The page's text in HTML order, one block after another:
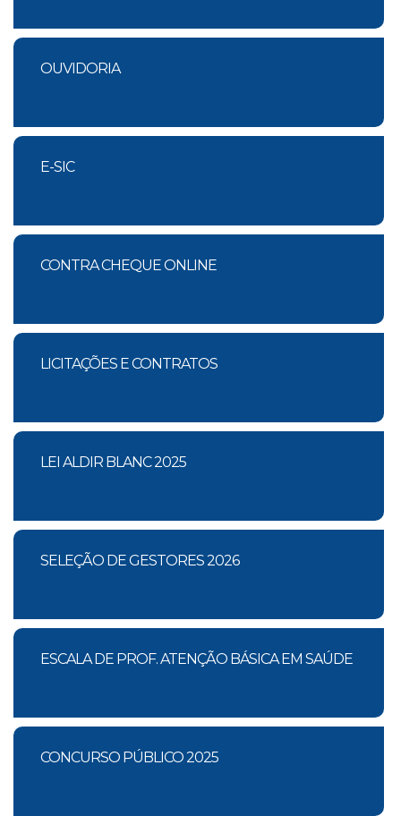
OUVIDORIA
E-SIC
CONTRA CHEQUE ONLINE
LICITAÇÕES E CONTRATOS
LEI ALDIR BLANC 2025
SELEÇÃO DE GESTORES 2026
ESCALA DE PROF. ATENÇÃO BÁSICA EM SAÚDE
CONCURSO PÚBLICO 2025